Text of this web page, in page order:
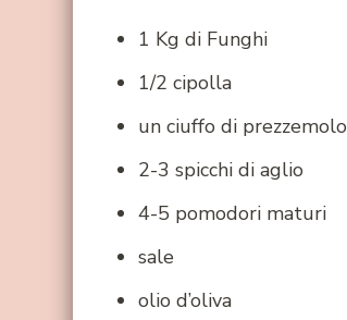
1 Kg di Funghi
1/2 cipolla
un ciuffo di prezzemolo
2-3 spicchi di aglio
4-5 pomodori maturi
sale
olio d’oliva